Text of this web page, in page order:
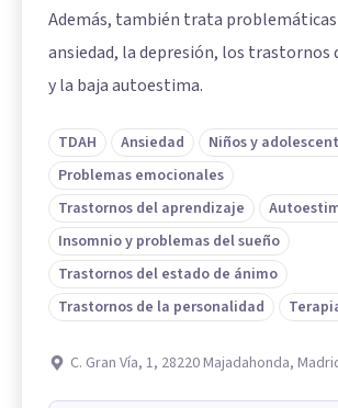
Además, también trata
ansiedad, la depresión, los trastornos
y la baja autoestima.
TDAH Ansiedad
Niños y
Problemas emocionales
Trastornos del aprendizaje
Insomnio y problemas del sueño
Trastornos del estado de ánimo
Trastornos de la personalidad
C. Gran Vía, 1, 28220 Majadahonda,